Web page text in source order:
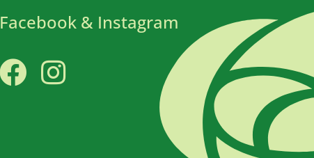
Facebook & Instagram